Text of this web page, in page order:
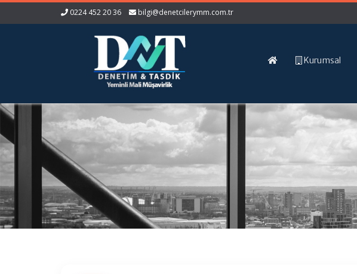
0224 452 20 36 bilgi@denetcilerymm.com.tr
Kurumsal